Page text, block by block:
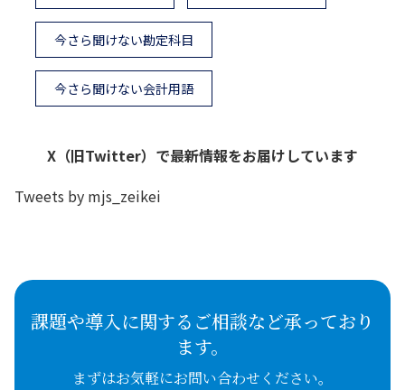
今さら聞けない勘定科目
今さら聞けない会計用語
X（旧Twitter）で最新情報をお届けしています
Tweets by mjs_zeikei
課題や導入に関するご相談など承っており
ます。
まずはお気軽にお問い合わせください。